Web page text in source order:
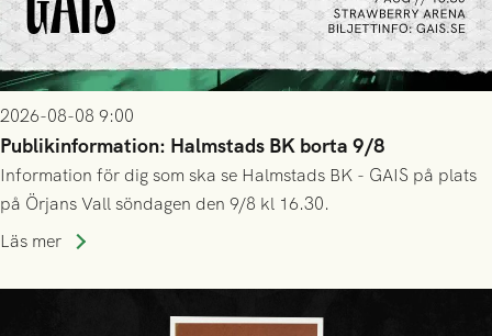
2026-08-08 9:00
Publikinformation: Halmstads BK borta 9/8
Information för dig som ska se Halmstads BK - GAIS på plats
på Örjans Vall söndagen den 9/8 kl 16.30.
Läs mer